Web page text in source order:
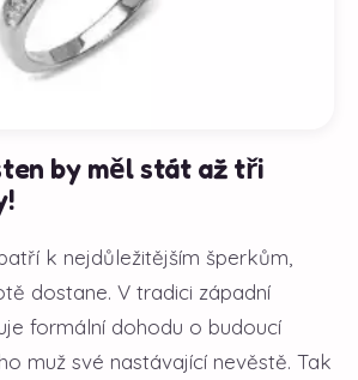
by měl stát až tři
k nejdůležitějším šperkům,
dostane. V tradici západní
formální dohodu o budoucí
muž své nastávající nevěstě. Tak